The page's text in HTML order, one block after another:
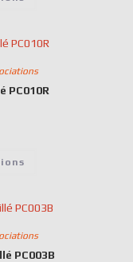
PC010R
PC003B